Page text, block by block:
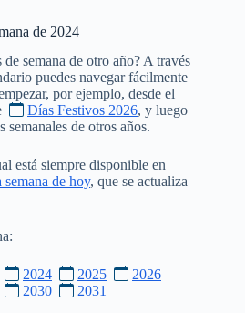
de 2024
semana de otro año? A través
puedes navegar fácilmente
por ejemplo, desde el
Días Festivos 2026, y luego
semanales de otros años.
está siempre disponible en
de hoy, que se actualiza
2024 2025
2026
2030 2031